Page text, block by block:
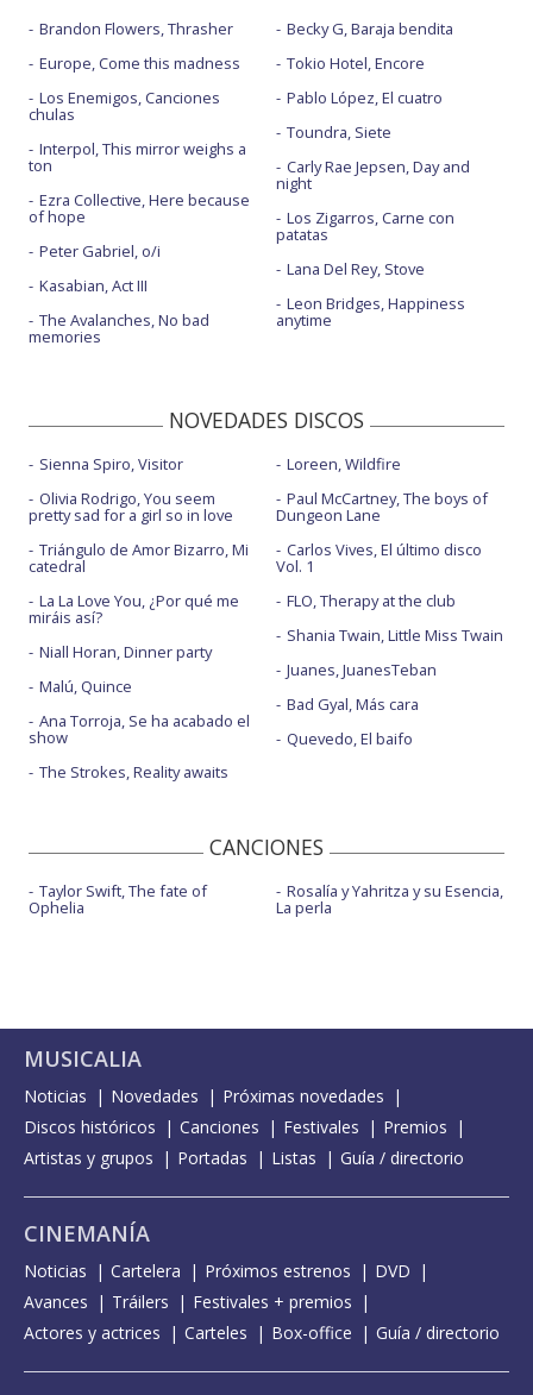
Brandon Flowers, Thrasher
Europe, Come this madness
Los Enemigos, Canciones
chulas
Interpol, This mirror weighs a
ton
Ezra Collective, Here because
of hope
Peter Gabriel, o/i
Kasabian, Act III
The Avalanches, No bad
memories
Becky G, Baraja bendita
Tokio Hotel, Encore
Pablo López, El cuatro
Toundra, Siete
Carly Rae Jepsen, Day and
night
Los Zigarros, Carne con
patatas
Lana Del Rey, Stove
Leon Bridges, Happiness
anytime
NOVEDADES DISCOS
Sienna Spiro, Visitor
Olivia Rodrigo, You seem
pretty sad for a girl so in love
Triángulo de Amor Bizarro, Mi
catedral
La La Love You, ¿Por qué me
miráis así?
Niall Horan, Dinner party
Malú, Quince
Ana Torroja, Se ha acabado el
show
The Strokes, Reality awaits
Loreen, Wildfire
Paul McCartney, The boys of
Dungeon Lane
Carlos Vives, El último disco
Vol. 1
FLO, Therapy at the club
Shania Twain, Little Miss Twain
Juanes, JuanesTeban
Bad Gyal, Más cara
Quevedo, El baifo
CANCIONES
Taylor Swift, The fate of
Ophelia
Rosalía y Yahritza y su Esencia,
La perla
MUSICALIA
Noticias Novedades
Próximas novedades
Discos históricos
Canciones Festivales
Premios
Artistas y grupos
Portadas Listas Guía / directorio
CINEMANÍA
Noticias Cartelera Próximos estrenos
DVD
Avances
Tráilers
Festivales + premios
Actores y actrices
Carteles Box-office Guía / directorio